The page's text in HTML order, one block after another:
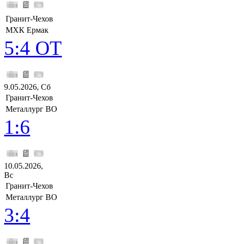
Гранит-Чехов
МХК Ермак
5:4 ОТ
9.05.2026, Сб
Гранит-Чехов
Металлург ВО
1:6
10.05.2026,
Вс
Гранит-Чехов
Металлург ВО
3:4